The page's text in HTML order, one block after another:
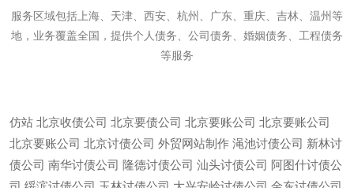
服务区域包括上海、天津、西安、杭州、广东、重庆、吉林、温州等
地，业务覆盖全国，提供个人债务、公司债务、婚姻债务、工程债务
等服务
仿站 北京收债公司 北京要债公司 北京要账公司 北京要账公司
北京要账公司 北京讨债公司 外贸网站制作 渑池讨债公司 新林讨
债公司 南华讨债公司 隆德讨债公司 汕头讨债公司 阿图什讨债公